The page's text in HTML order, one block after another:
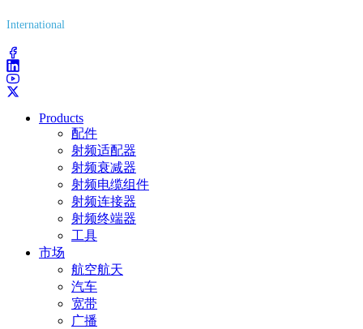
International
Products
配件
射频适配器
射频衰减器
射频电缆组件
射频连接器
射频终端器
工具
市场
航空航天
汽车
宽带
广播